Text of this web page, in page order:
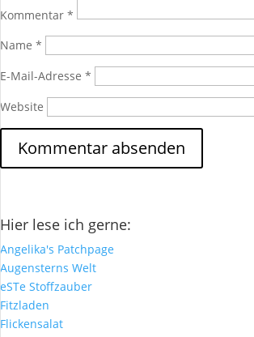
Kommentar*
Name*
E-Mail-Adresse*
Website
Hier lese ich gerne:
Angelika's Patchpage
Augensterns Welt
eSTe Stoffzauber
Fitzladen
Flickensalat